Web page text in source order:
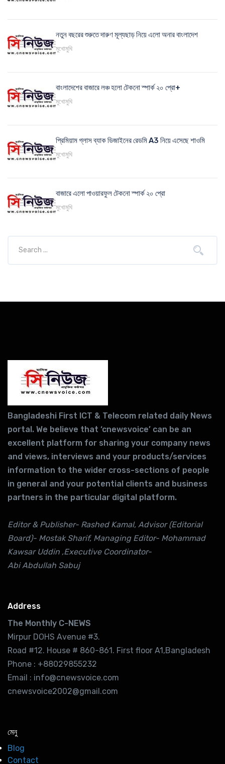
নতুন বছরের শুরুতে দারুণ মূল্যছাড় নিয়ে এলো অনার বাংলাদেশ
মুখোমুখি
বাংলাদেশের বাজারে লঞ্চ হলো টেকনো স্পার্ক ২০ প্রো+
মুখোমুখি
প্রিমিয়াম গ্লাস ব্যাক ডিজাইনের রেডমি A3 নিয়ে এসেছে শাওমি
মুখোমুখি
বাজারে এলো পাওয়ারফুল টেকনো স্পার্ক ২০ প্রো
মুখোমুখি
Bangladeshi First ICT & Telecom related daily News
portal. We believe that ‘cnewsvoice’ can be an
excellent platform for sharing your company news
and views, interviews and your products/services
information to the wider cross-sections of people
in general and your potential clients and business
partners in the particular digital platform.
Editor & Publisher- Rashed Kamal, Advisor (Editorial
Board)- Mostak Sharif, Managing Editor- Mohammad
Kawsar Uddin ,Executive Coordinator-
Abi Abdullah Sabuj
Address
The Monthly C-NEWS
Mirpur DOHS Avenue #3.
Road #12. House # 860-861. First floor A1,Bangladesh
Phone : +88029855232
Email : info@cnewsvoice.com
cnewsvoice2002@gmail.com
মেনু
Blog
Contact